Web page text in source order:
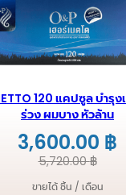
120 แคปซูล บำรุ
ร่วง ผมบาง หัวล้าน
5,720.00฿
Original
price
3,600.00 ฿
Current
price
ขายได้ ชิ้น / เดือน